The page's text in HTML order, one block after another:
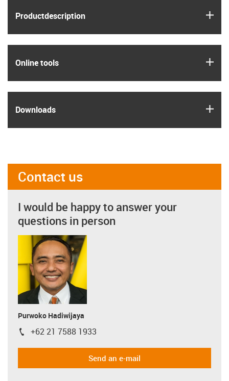
Product­description
Online tools
Downloads
Contact us
I would be happy to answer your
questions in person
Purwoko Hadiwijaya
igus-icon-phone
+62 21 7588 1933
Send an e-mail